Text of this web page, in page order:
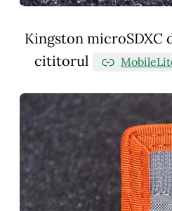
Kingston microSDXC
cititorul